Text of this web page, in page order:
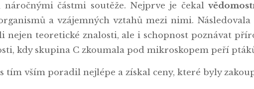
náročnými částmi soutěže. Nejprve je čekal
a vzájemných vztahů mezi nimi. Následovala
nejen teoretické znalosti, ale i schopnost poznávat
kdy skupina C zkoumala pod mikroskopem peří
tím vším poradil nejlépe a získal ceny, které byly